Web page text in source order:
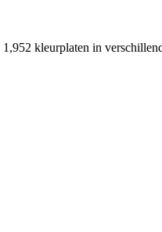
1,952 kleurplaten in